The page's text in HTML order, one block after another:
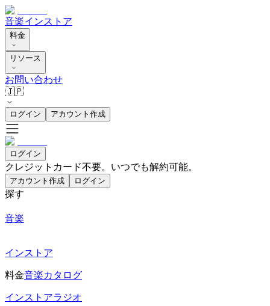
音楽インストア
料金
リソース
お問い合わせ
🇯🇵
ログイン アカウント作成
ログイン
クレジットカード不要。いつでも解約可能。
アカウント作成 ログイン
探す
音楽
インストア
料金音楽カタログ
インストアラジオ